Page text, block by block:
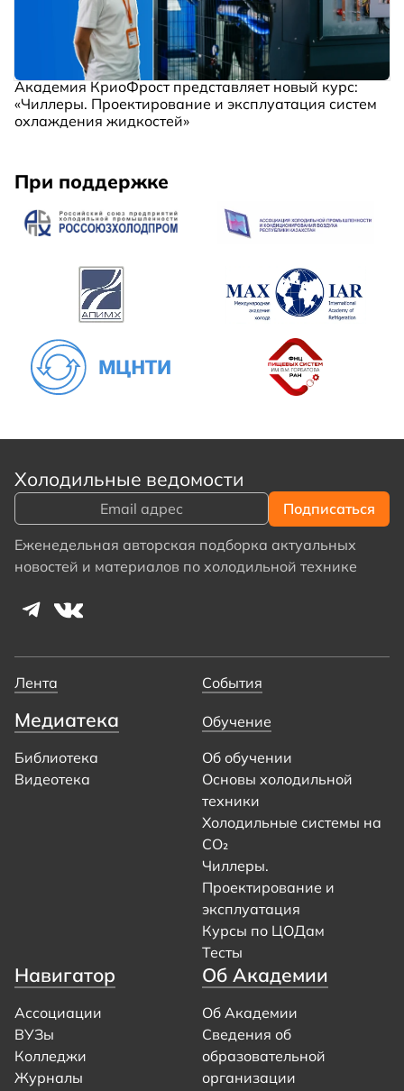
Академия КриоФрост представляет новый курс:
«Чиллеры. Проектирование и эксплуатация систем
охлаждения жидкостей»
При поддержке
Холодильные ведомости
Еженедельная авторская подборка актуальных
новостей и материалов по холодильной технике
Лента События
Медиатека
Библиотека
Видеотека
Обучение
Об обучении
Основы холодильной
техники
Холодильные системы на
CO₂
Чиллеры.
Проектирование и
эксплуатация
Курсы по ЦОДам
Тесты
Навигатор
Ассоциации
ВУЗы
Колледжи
Журналы
Об Академии
Об Академии
Сведения об
образовательной
организации